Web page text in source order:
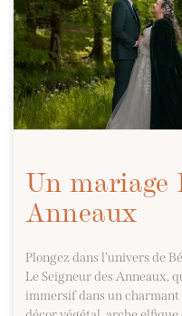
Un mariage
Anneaux
Plongez dans l’univers de
Le Seigneur des Anneaux,
immersif dans un charmant